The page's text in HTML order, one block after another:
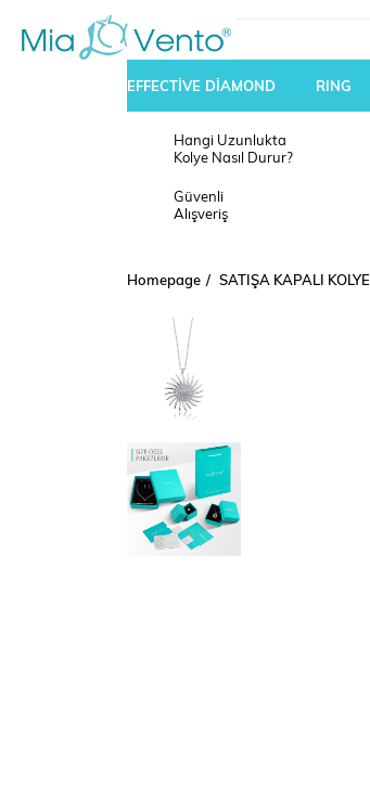
EFFECTİVE DİAMOND RING
Hangi Uzunlukta
Kolye Nasıl Durur?
Güvenli
Alışveriş
Homepage SATIŞA KAPALI KOLYE